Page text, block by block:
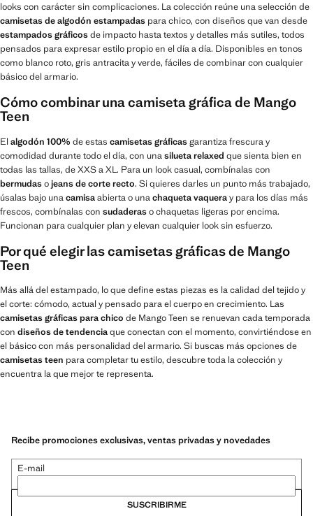
looks con carácter sin complicaciones. La colección reúne una selección de
camisetas de algodón estampadas para chico, con diseños que van desde
estampados gráficosde impacto hasta textos y detalles más sutiles, todos
pensados para expresar estilo propio en el día a día. Disponibles en tonos
como blanco roto, gris antracita y verde, fáciles de combinar con cualquier
básico del armario.
Cómo combinar una camiseta gráfica de Mango
Teen
El algodón 100% de estas camisetas gráficasgarantiza frescura y
comodidad durante todo el día, con unasilueta relaxed que sienta bien en
todas las tallas, de XXS a XL. Para un look casual, combínalas con
bermudasojeans de corte recto. Si quieres darles un punto más trabajado,
úsalas bajo unacamisaabierta o unachaqueta vaqueray para los días más
frescos, combínalas con sudaderaso chaquetas ligeras por encima.
Funcionan para cualquier plan y elevan cualquier look sin esfuerzo.
Por qué elegir las camisetas gráficas de Mango
Teen
Más allá del estampado, lo que define estas piezas es la calidad del tejido y
el corte: cómodo, actual y pensado para el cuerpo en crecimiento. Las
camisetas gráficas para chico de Mango Teen se renuevan cada temporada
con diseños de tendenciaque conectan con el momento, convirtiéndose en
el básico con más personalidad del armario. Si buscas más opciones de
camisetas teen para completar tu estilo, descubre toda la colección y
encuentra la que mejor te representa.
Recibe promociones exclusivas, ventas privadas y novedades
E-mail
SUSCRIBIRME